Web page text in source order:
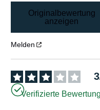
Originalbewertung
anzeigen
Melden
3
Verifizierte